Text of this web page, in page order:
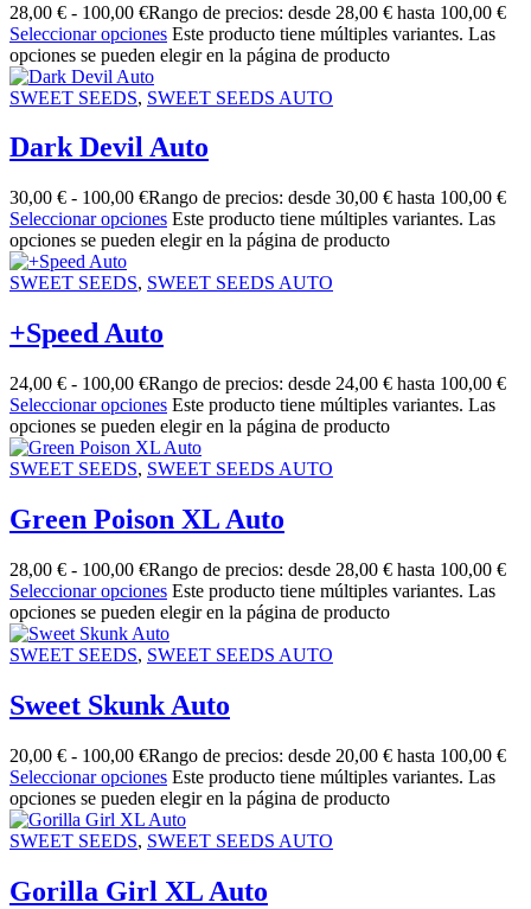
28,00 € - 100,00 €Rango de precios: desde 28,00 € hasta 100,00 €
Seleccionar opciones Este producto tiene múltiples variantes. Las
opciones se pueden elegir en la página de producto
SWEET SEEDS, SWEET SEEDS AUTO
Dark Devil Auto
30,00 € - 100,00 €Rango de precios: desde 30,00 € hasta 100,00 €
Seleccionar opciones Este producto tiene múltiples variantes. Las
opciones se pueden elegir en la página de producto
SWEET SEEDS, SWEET SEEDS AUTO
+Speed Auto
24,00 € - 100,00 €Rango de precios: desde 24,00 € hasta 100,00 €
Seleccionar opciones Este producto tiene múltiples variantes. Las
opciones se pueden elegir en la página de producto
SWEET SEEDS, SWEET SEEDS AUTO
Green Poison XL Auto
28,00 € - 100,00 €Rango de precios: desde 28,00 € hasta 100,00 €
Seleccionar opciones Este producto tiene múltiples variantes. Las
opciones se pueden elegir en la página de producto
SWEET SEEDS, SWEET SEEDS AUTO
Sweet Skunk Auto
20,00 € - 100,00 €Rango de precios: desde 20,00 € hasta 100,00 €
Seleccionar opciones Este producto tiene múltiples variantes. Las
opciones se pueden elegir en la página de producto
SWEET SEEDS, SWEET SEEDS AUTO
Gorilla Girl XL Auto